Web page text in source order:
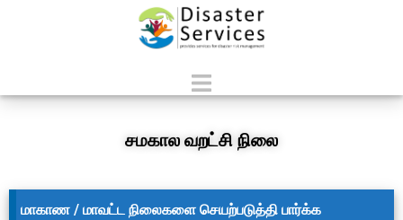
சமகால வறட்சி நிலை
மாகாண / மாவட்ட நிலைகளை செயற்படுத்தி பார்க்க